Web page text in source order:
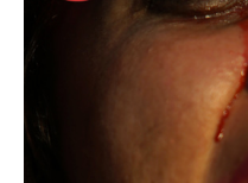
Экономика
Наука и техника